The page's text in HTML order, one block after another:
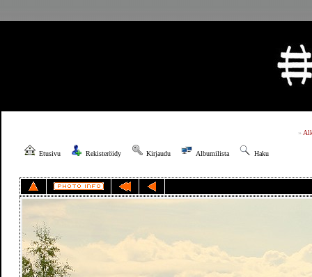
»
Etusivu Rekisteröidy Kirjaudu Albumilista Haku